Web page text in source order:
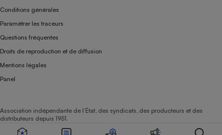
Conditions générales
Paramétrer les traceurs
Questions fréquentes
Droits de reproduction et de diffusion
Mentions légales
Panel
Association indépendante de l’État, des syndicats, des producteurs et des
distributeurs depuis 1951.